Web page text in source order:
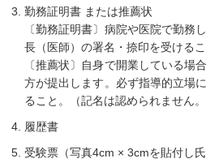
勤務証明書 または推薦状
〔勤務証明書〕病院や医院で勤務
長（医師）の署名・捺印を受けるこ
〔推薦状〕自身で開業している場
方が提出します。必ず指導的立場
ること。（記名は認められません。
履歴書
受験票（写真4cm × 3cmを貼付し氏